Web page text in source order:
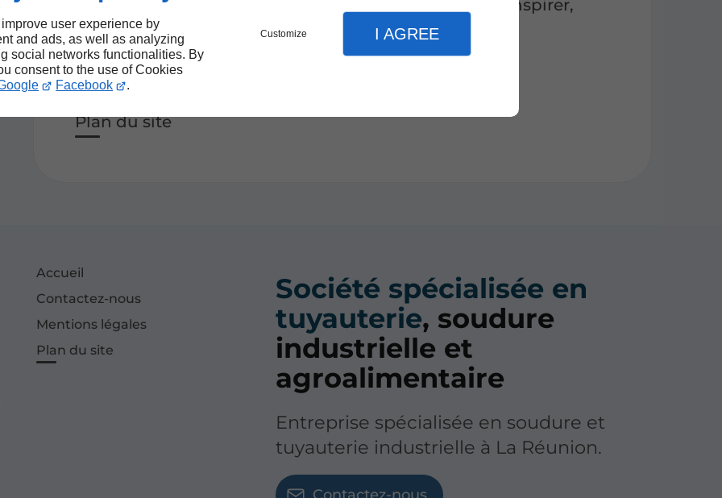
user experience by
and ads, as well as analyzing
social networks functionalities. By
consent to the use of Cookies
Facebook .
Customize I AGREE
Des contenus pensés pour vous informer, vous inspirer,
vous guider
Contactez-nous
Mentions légales
Plan du site
Accueil
Contactez-nous
Mentions légales
Plan du site
Société spécialisée en
tuyauterie, soudure
industrielle et
agroalimentaire
Entreprise spécialisée en soudure et
tuyauterie industrielle à La Réunion.